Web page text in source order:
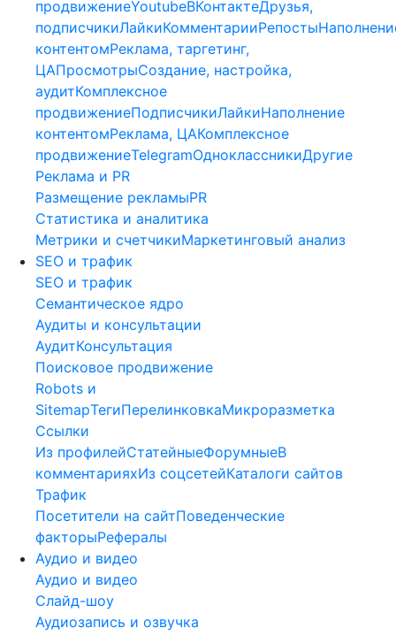
продвижениеYoutubeВКонтактеДрузья,
подписчикиЛайкиКомментарииРепосты
контентомРеклама, таргетинг,
ЦАПросмотрыСоздание, настройка,
аудитКомплексное
продвижениеПодписчикиЛайкиНаполнение
контентомРеклама, ЦАКомплексное
продвижениеTelegramОдноклассникиДругие
Реклама и PR
Размещение рекламыPR
Статистика и аналитика
Метрики и счетчикиМаркетинговый анализ
SEO и трафик
SEO и трафик
Семантическое ядро
Аудиты и консультации
АудитКонсультация
Поисковое продвижение
Robots и
SitemapТегиПерелинковкаМикроразметка
Ссылки
Из профилейСтатейныеФорумныеВ
комментарияхИз соцсетейКаталоги сайтов
Трафик
Посетители на сайтПоведенческие
факторыРефералы
Аудио и видео
Аудио и видео
Слайд-шоу
Аудиозапись и озвучка